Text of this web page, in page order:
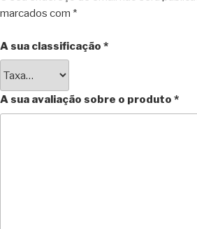
marcados com *
A sua classificação *
A sua avaliação sobre o produto *